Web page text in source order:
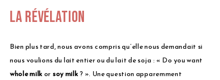
La révélation
Bien plus tard, nous avons compris qu’elle nous demandait si
nous voulions du lait entier ou du lait de soja : « Do you want
whole milkorsoy milk? ». Une question apparemment